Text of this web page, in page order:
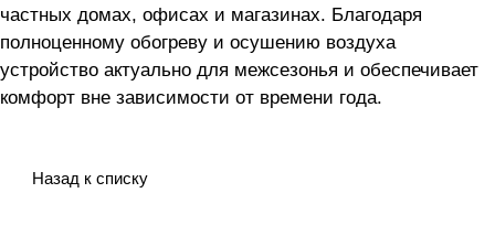
частных домах, офисах и магазинах. Благодаря
полноценному обогреву и осушению воздуха
устройство актуально для межсезонья и обеспечивает
комфорт вне зависимости от времени года.
Назад к списку